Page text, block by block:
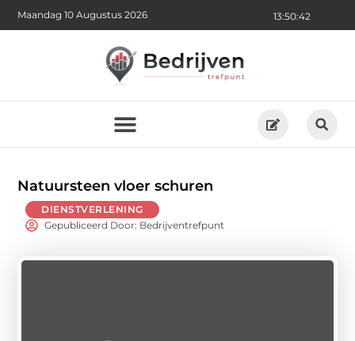
13:50:44
Maandag 10 Augustus 2026
Natuursteen vloer schuren
DIENSTVERLENING
Gepubliceerd Door: Bedrijventrefpunt